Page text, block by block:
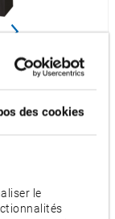
des cookies
le